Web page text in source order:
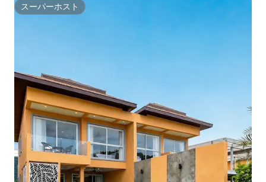
スーパーホスト
スーパーホスト